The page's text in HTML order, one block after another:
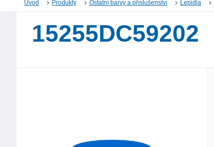
Úvod Produkty Ostatní barvy a příslušenství Lepidla
15255DC59202